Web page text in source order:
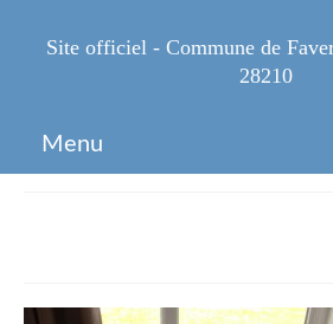
Site officiel - Commune de
28210
Menu
Infos Pratiques